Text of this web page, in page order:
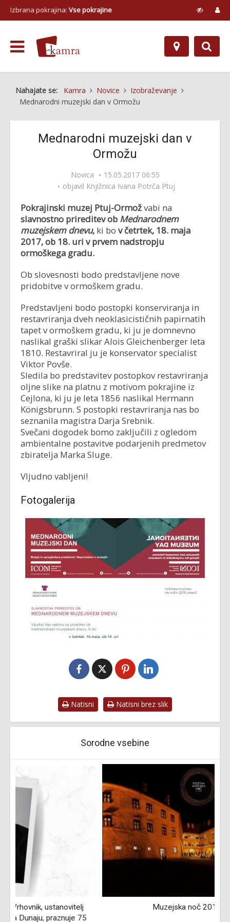
Izbrana pokrajina: Vse pokrajine
Nahajate se: Kamra Novice
Izobraževanje
Mednarodni muzejski dan v Ormožu
Mednarodni muzejski dan v
Ormožu
Novica
15.05.2017 06:55
objavil Knjižnica Ivana Potrča Ptuj
Pokrajinski muzej Ptuj-Ormožvabi na
slavnostno prireditev ob Mednarodnem
muzejskem dnevu, ki bo v četrtek, 18. maja
2017, ob 18. uri v prvem nadstropju
ormoškega gradu.
Ob slovesnosti bodo predstavljene nove
pridobitve v ormoškem gradu.
Predstavljeni bodo postopki konserviranja in
restavriranja dveh neoklasicističnih papirnatih
tapet v ormoškem gradu, ki ju je domnevno
naslikal graški slikar Alois Gleichenberger leta
1810. Restavriral ju je konservator specialist
Viktor Povše.
Sledila bo predstavitev postopkov restavriranja
oljne slike na platnu z motivom pokrajine iz
Cejlona, ki ju je leta 1856 naslikal Hermann
Königsbrunn. S postopki restavriranja nas bo
seznanila magistra Darja Srebnik.
Svečani dogodek bomo zaključili z ogledom
ambientalne postavitve podarjenih predmetov
zbiratelja Marka Sluge.
Vljudno vabljeni!
Fotogalerija
Natisni Natisni brez slik
Sorodne vsebine
Muzejska noč 2018 na Ptuju